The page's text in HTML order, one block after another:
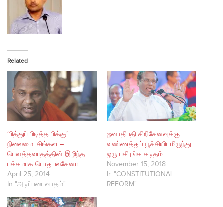
Related
‘பித்துப் பிடித்த பிக்கு’
நிலைமை: சிங்கள –
பௌத்தவாதத்தின் இழிந்த
பக்கமாக பொதுபலசேனா
April 25, 2014
In "அடிப்படைவாதம்"
ஜனாதிபதி சிறிசேனவுக்கு
வண்ணத்துப் பூச்சியிடமிருந்து
ஒரு பகிரங்க கடிதம்
November 15, 2018
In "CONSTITUTIONAL
REFORM"